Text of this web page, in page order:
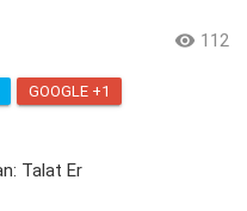
 112
GOOGLE +1